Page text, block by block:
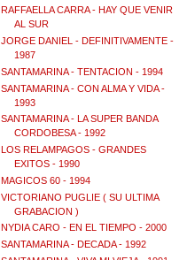
RAFFAELLA CARRA - HAY QUE VENIR
AL SUR
JORGE DANIEL - DEFINITIVAMENTE -
1987
SANTAMARINA - TENTACION - 1994
SANTAMARINA - CON ALMA Y VIDA -
1993
SANTAMARINA - LA SUPER BANDA
CORDOBESA - 1992
LOS RELAMPAGOS - GRANDES
EXITOS - 1990
MAGICOS 60 - 1994
VICTORIANO PUGLIE ( SU ULTIMA
GRABACION )
NYDIA CARO - EN EL TIEMPO - 2000
SANTAMARINA - DECADA - 1992